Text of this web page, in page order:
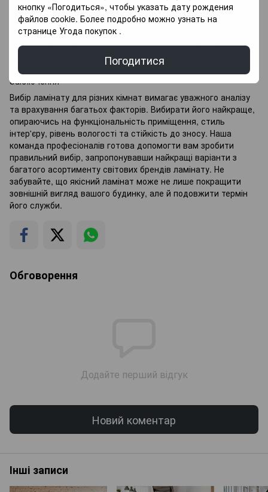
кнопку «Погодиться», чтобы указать дату рождения
файлов cookie. Более подробно можно узнать на
странице Угода покупок .
Погодитися
мають багатий досвід та експертизу. Ми пишаємося тим,
що пропонуємо понад 90% світових брендів ламінату, що
дозволяє нашим клієнтам вибирати з широкого асортименту
і запропонувати найкращий варіант для кожної кімнати у
Заключення
Вибір ламінату для різних кімнат вимагає уважного аналізу
та врахування багатьох факторів. Вибирати його найкраще,
опираючись на функціональність приміщення, стиль
інтер'єру, рівень вологості та стійкість до зносу. Наша
команда професіоналів готова допомогти вам зробити
правильний вибір, запропонувавши найкращі варіанти з
багатого асортименту світових брендів ламінату. Не
забувайте, що якісний ламінат може не лише покращити
зовнішній вигляд вашого будинку, але й подовжити термін
його служби.
Обговорення
Додайте перший відгук
Новий коментар
Інші записи